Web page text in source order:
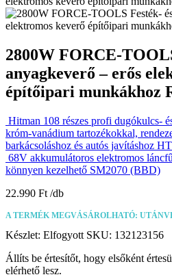
2800W FORCE-
anyagkeverő – erős
építőipari munkákhoz
Hitman 108 részes profi dugókulcs-
króm-vanádium tartozékokkal,
barkácsoláshoz és autós javításhoz
68V akkumulátoros elektromos
könnyen kezelhető SM2070 (BBD)
22.990 Ft
A TERMÉK MEGVÁSÁROLHATÓ:
Készlet: Elfogyott SKU: 132123156
Állíts be értesítőt, hogy elsőként
elérhető lesz.